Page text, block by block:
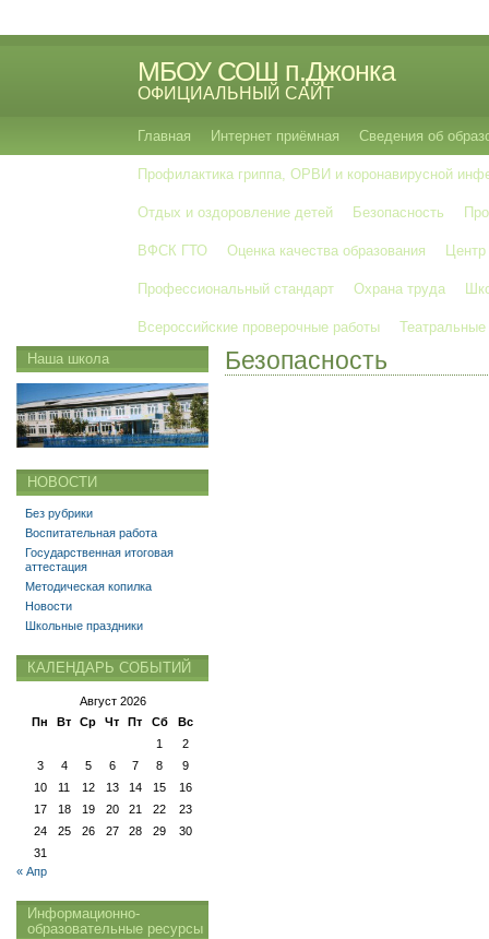
МБОУ СОШ п.Джонка
ОФИЦИАЛЬНЫЙ САЙТ
Главная Интернет приёмная Сведения об
Профилактика гриппа, ОРВИ и коронавирусной
Отдых и оздоровление детей Безопасность
ВФСК ГТО Оценка качества образования Центр
Профессиональный стандарт Охрана труда
Всероссийские проверочные работы Театральные
Безопасность
Наша школа
НОВОСТИ
Без рубрики
Воспитательная работа
Государственная итоговая
аттестация
Методическая копилка
Новости
Школьные праздники
КАЛЕНДАРЬ СОБЫТИЙ
Август 2026
Пн
Вт Ср Чт Пт Сб
Вс
1
2
3
4 5 6 7 8
9
10
11 12 13 14 15
16
17
18 19 20 21 22
23
24
25 26 27 28 29
30
31
« Апр
Информационно-
образовательные ресурсы